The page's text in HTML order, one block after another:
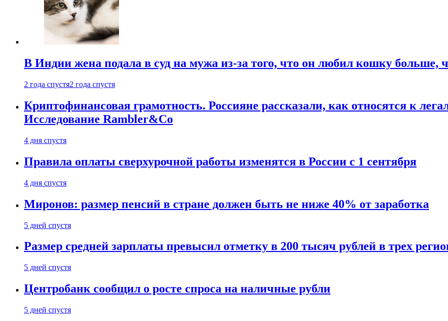
В Индии жена подала в суд на мужа из-за того, что он любил кошку больше,
2 года спустя2 года спустя
Криптофинансовая грамотность. Россияне рассказали, как относятся к
Исследование Rambler&Co
4 дня спустя
Правила оплаты сверхурочной работы изменятся в России с 1 сентября
4 дня спустя
Миронов: размер пенсий в стране должен быть не ниже 40% от заработка
5 дней спустя
Размер средней зарплаты превысил отметку в 200 тысяч рублей в трех
5 дней спустя
Центробанк сообщил о росте спроса на наличные рубли
5 дней спустя